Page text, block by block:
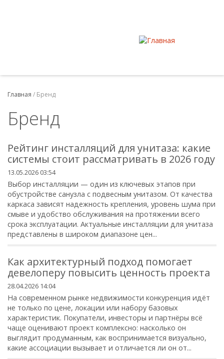
Главная / Бренд
Бренд
Рейтинг инсталляций для унитаза: какие
системы стоит рассматривать в 2026 году
13.05.2026 03:54
Выбор инсталляции — один из ключевых этапов при
обустройстве санузла с подвесным унитазом. От качества
каркаса зависят надежность крепления, уровень шума при
смыве и удобство обслуживания на протяжении всего
срока эксплуатации. Актуальные инсталляции для унитаза
представлены в широком диапазоне цен...
Как архитектурный подход помогает
девелоперу повысить ценность проекта
28.04.2026 14:04
На современном рынке недвижимости конкуренция идёт
не только по цене, локации или набору базовых
характеристик. Покупатели, инвесторы и партнёры всё
чаще оценивают проект комплексно: насколько он
выглядит продуманным, как воспринимается визуально,
какие ассоциации вызывает и отличается ли он от...